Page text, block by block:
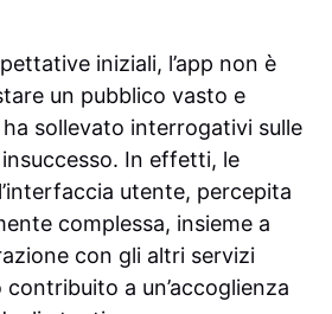
iniziali, l’app non è
un pubblico vasto e
sollevato interrogativi sulle
In effetti, le
utente, percepita
complessa, insieme a
con gli altri servizi
a un’accoglienza